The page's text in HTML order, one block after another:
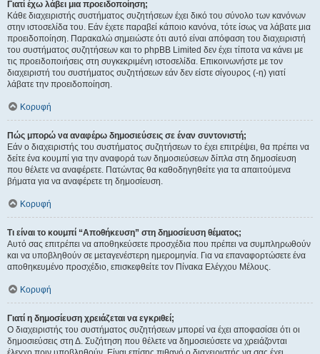
Γιατί έχω λάβει μια προειδοποίηση;
Κάθε διαχειριστής συστήματος συζητήσεων έχει δικό του σύνολο των κανόνων
στην ιστοσελίδα του. Εάν έχετε παραβεί κάποιο κανόνα, τότε ίσως να λάβατε μια
προειδοποίηση. Παρακαλώ σημειώστε ότι αυτό είναι απόφαση του διαχειριστή
του συστήματος συζητήσεων και το phpBB Limited δεν έχει τίποτα να κάνει με
τις προειδοποιήσεις στη συγκεκριμένη ιστοσελίδα. Επικοινωνήστε με τον
διαχειριστή του συστήματος συζητήσεων εάν δεν είστε σίγουρος (-η) γιατί
λάβατε την προειδοποίηση.
Κορυφή
Πώς μπορώ να αναφέρω δημοσιεύσεις σε έναν συντονιστή;
Εάν ο διαχειριστής του συστήματος συζητήσεων το έχει επιτρέψει, θα πρέπει να
δείτε ένα κουμπί για την αναφορά των δημοσιεύσεων δίπλα στη δημοσίευση
που θέλετε να αναφέρετε. Πατώντας θα καθοδηγηθείτε για τα απαιτούμενα
βήματα για να αναφέρετε τη δημοσίευση.
Κορυφή
Τι είναι το κουμπί “Αποθήκευση” στη δημοσίευση θέματος;
Αυτό σας επιτρέπει να αποθηκεύσετε προσχέδια που πρέπει να συμπληρωθούν
και να υποβληθούν σε μεταγενέστερη ημερομηνία. Για να επαναφορτώσετε ένα
αποθηκευμένο προσχέδιο, επισκεφθείτε τον Πίνακα Ελέγχου Μέλους.
Κορυφή
Γιατί η δημοσίευση χρειάζεται να εγκριθεί;
Ο διαχειριστής του συστήματος συζητήσεων μπορεί να έχει αποφασίσει ότι οι
δημοσιεύσεις στη Δ. Συζήτηση που θέλετε να δημοσιεύσετε να χρειάζονται